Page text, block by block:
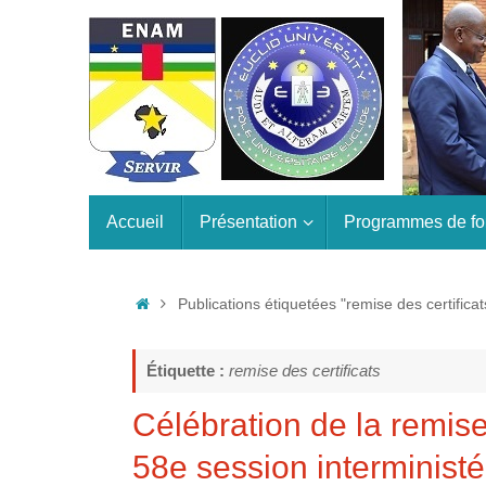
contenu
Accueil Présentation Programmes de
AccueilPublications étiquetées "remise des
Étiquette : remise des certificats
Célébration de la
58e session